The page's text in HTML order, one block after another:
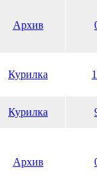
Архив
Курилка
Курилка
Архив